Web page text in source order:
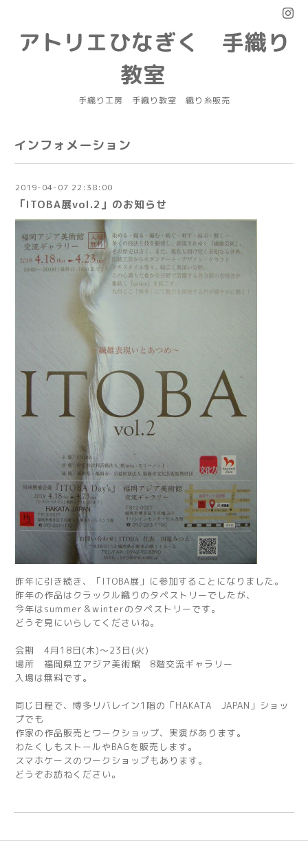
アトリエひなぎく 手織り
教室
手織り工房 手織り教室 織り糸販売
インフォメーション
2019-04-07 22:38:00
「ITOBA展vol.2」のお知らせ
昨年に引き続き、「ITOBA展」に参加することになりました。
昨年の作品はクラックル織りのタペストリーでしたが、
今年はsummer＆winterのタペストリーです。
どうぞ見にいらしてくださいね。
会期 4月18日(木)～23日(火)
場所 福岡県立アジア美術館 8階交流ギャラリー
入場は無料です。
同じ日程で、博多リバレイン1階の「HAKATA JAPAN」ショッ
プでも
作家の作品販売とワークショップ、実演があります。
わたくしもストールやBAGを販売します。
スマホケースのワークショップもあります。
どうぞお訪ねください。